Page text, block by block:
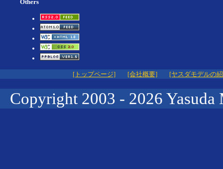
Others
[トップページ] [会社概要] [ヤスダモデルの
Copyright 2003 - 2026